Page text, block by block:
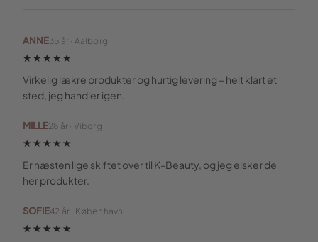
ANNE35 år · Aalborg
★★★★★
Virkelig lækre produkter og hurtig levering – helt klart et
sted, jeg handler igen.
MILLE28 år · Viborg
★★★★★
Er næsten lige skiftet over til K-Beauty, og jeg elsker de
her produkter.
SOFIE42 år · København
★★★★★